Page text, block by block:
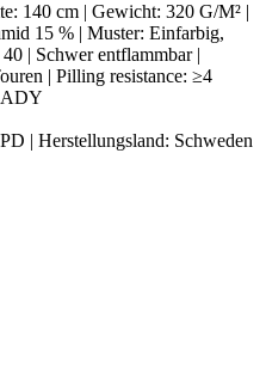
140 cm | Gewicht: 320 G/M² |
15 % | Muster: Einfarbig,
| Schwer entflammbar |
| Pilling resistance: ≥4
| Herstellungsland: Schweden